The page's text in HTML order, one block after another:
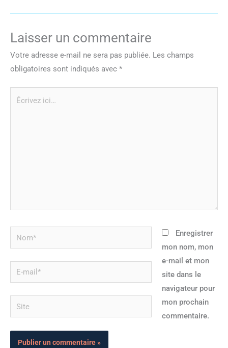
Laisser un commentaire
Votre adresse e-mail ne sera pas publiée. Les champs
obligatoires sont indiqués avec *
Nom*
mail*
Site
Enregistrer
mon nom, mon
e-mail et mon
site dans le
navigateur pour
mon prochain
commentaire.